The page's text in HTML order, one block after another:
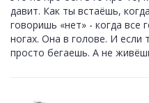
давит. Как ты встаёшь,
говоришь «нет» - когда все
ногах. Она в голове. И если
просто бегаешь. А не